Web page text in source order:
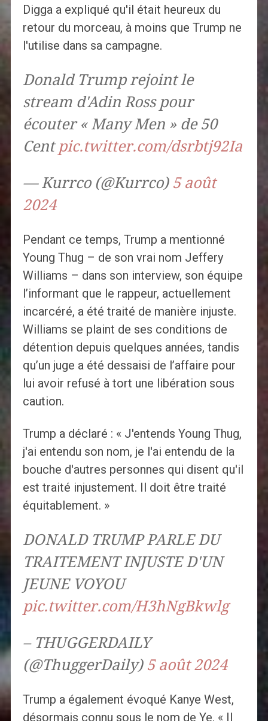
Digga a expliqué qu'il était heureux du
retour du morceau, à moins que Trump ne
l'utilise dans sa campagne.
Donald Trump rejoint le
stream d'Adin Ross pour
écouter « Many Men » de 50
Cent pic.twitter.com/dsrbtj92Ia
— Kurrco (@Kurrco) 5 août
2024
Pendant ce temps, Trump a mentionné
Young Thug – de son vrai nom Jeffery
Williams – dans son interview, son équipe
l’informant que le rappeur, actuellement
incarcéré, a été traité de manière injuste.
Williams se plaint de ses conditions de
détention depuis quelques années, tandis
qu’un juge a été dessaisi de l’affaire pour
lui avoir refusé à tort une libération sous
caution.
Trump a déclaré : « J'entends Young Thug,
j'ai entendu son nom, je l'ai entendu de la
bouche d'autres personnes qui disent qu'il
est traité injustement. Il doit être traité
équitablement. »
DONALD TRUMP PARLE DU
TRAITEMENT INJUSTE D'UN
JEUNE VOYOU
pic.twitter.com/H3hNgBkwlg
– THUGGERDAILY
(@ThuggerDaily) 5 août 2024
Trump a également évoqué Kanye West,
désormais connu sous le nom de Ye. « Il